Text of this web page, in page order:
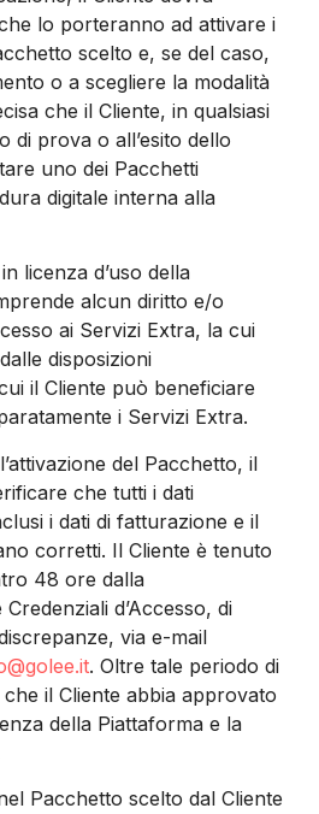
lo porteranno ad attivare i
scelto e, se del caso,
o a scegliere la modalità
che il Cliente, in qualsiasi
di prova o all’esito dello
uno dei Pacchetti
digitale interna alla
licenza d’uso della
alcun diritto e/o
ai Servizi Extra, la cui
disposizioni
il Cliente può beneficiare
i Servizi Extra.
del Pacchetto, il
che tutti i dati
i dati di fatturazione e il
corretti. Il Cliente è tenuto
48 ore dalla
d’Accesso, di
via e-mail
. Oltre tale periodo di
il Cliente abbia approvato
della Piattaforma e la
Pacchetto scelto dal Cliente